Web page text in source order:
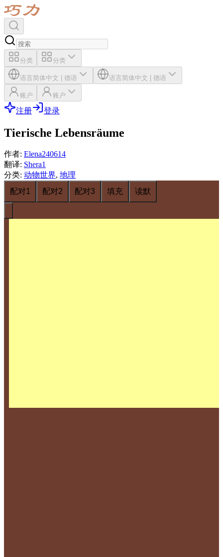
分类 分类
语言简体中文 | 德语 语言简体中文 | 德语
账户 账户
注册 登录
Tierische Lebensräume
作者: Elena240614
翻译: Shera1
分类: 动物世界, 地理
配对1
配对2 配对3 填充 读默